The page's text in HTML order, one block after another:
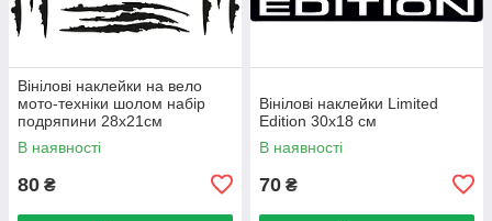
Вінілові наклейки на вело
мото-техніки шолом набір
подряпини 28x21см
В наявності
80 ₴
Вінілові наклейки Limited
Edition 30x18 см
В наявності
70 ₴